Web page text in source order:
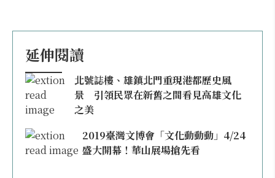
延伸閱讀
北號誌樓、雄鎮北門重現港都歷史風
景 引領民眾在新舊之間看見高雄文化
之美
2019臺灣文博會「文化動動動」4/24
盛大開幕！華山展場搶先看